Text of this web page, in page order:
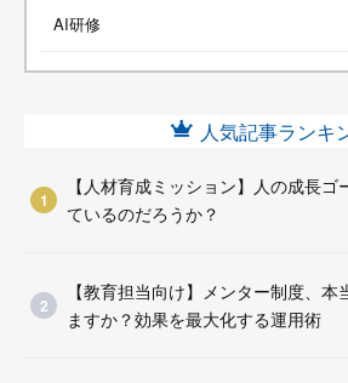
AI研修
人気記事ランキ
【人材育成ミッション】人の成長ゴ
ているのだろうか？
【教育担当向け】メンター制度、本
ますか？効果を最大化する運用術